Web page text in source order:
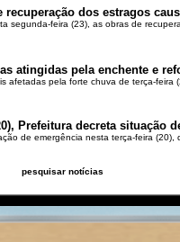
dos estragos
segunda-feira (23), as obras de
atingidas pela enchente e
afetadas pela forte chuva de terça-
Prefeitura decreta situação
de emergência nesta terça-feira
pesquisar notícias